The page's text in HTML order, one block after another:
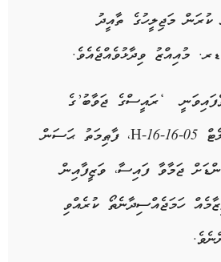
މަޖިލީހުގެ ތާއީދު
މުއިއްޒު ވިދާޅުވެއްޖެއެވެ.
‘ރައީސްގެ ޖަވާބު’ގެ
ޕްރޮގްރާމުގައި ހުޅުމާލެ ފްލެޓް H-16-16-05، ފާޠިމަތު ޙަސަން
ޖަމާވާ ފައިސާ، ވަޒީފާއިން
ހަމަޖެއްސިދާނެތޯ ކުރެއްވި